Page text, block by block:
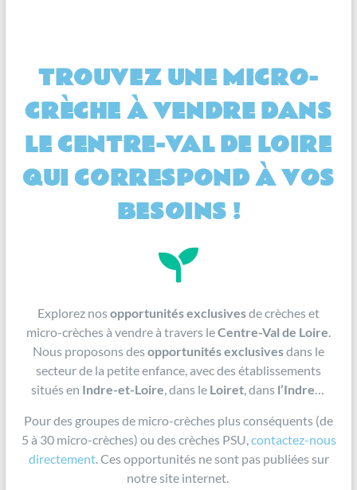
TROUVEZ UNE MICRO-
CRÈCHE À VENDRE DANS
LE CENTRE-VAL DE LOIRE
QUI CORRESPOND À VOS
BESOINS !
Explorez nosopportunités exclusivesde crèches et
micro-crèches à vendre à travers leCentre-Val de Loire.
Nous proposons desopportunités exclusivesdans le
secteur de la petite enfance, avec des établissements
situés en Indre-et-Loire, dans le Loiret, dans l’Indre…
Pour des groupes de micro-crèches plus conséquents (de
5 à 30 micro-crèches) ou des crèches PSU,contactez-nous
directement. Ces opportunités ne sont pas publiées sur
notre site internet.